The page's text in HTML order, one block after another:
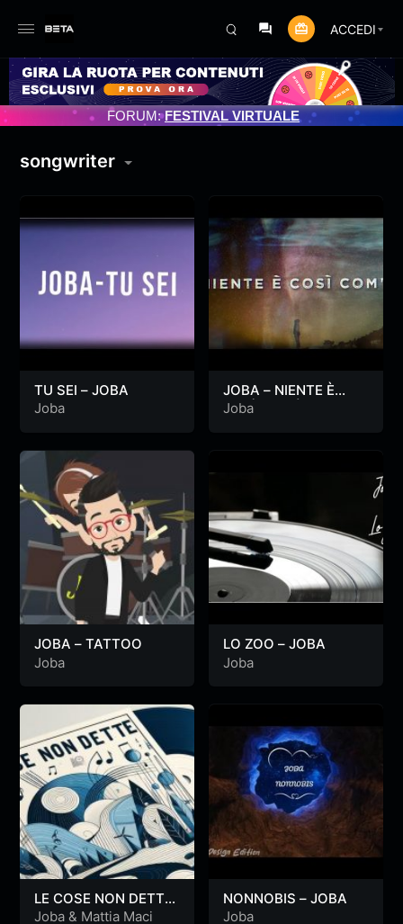
ACCEDI
PROGRAMMATO 3/07/2025
FORUM:FESTIVAL VIRTUALE
songwriter
TU SEI – JOBA
Joba
JOBA – NIENTE È
COSÌ COM’È
Joba
JOBA – TATTOO
Joba
LO ZOO – JOBA
Joba
LE COSE NON DETTE
– MATTIA DIESIS &
Joba & Mattia Maci
NONNOBIS – JOBA
Joba